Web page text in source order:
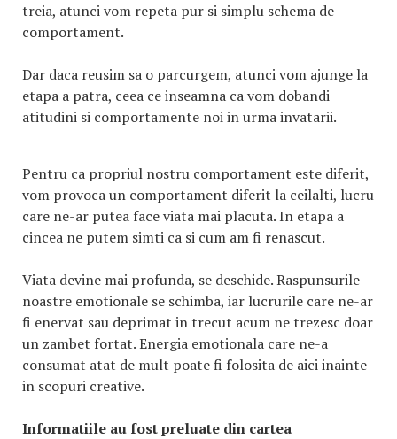
treia, atunci vom repeta pur si simplu schema de
comportament.
Dar daca reusim sa o parcurgem, atunci vom ajunge la
etapa a patra, ceea ce inseamna ca vom dobandi
atitudini si comportamente noi in urma invatarii.
Pentru ca propriul nostru comportament este diferit,
vom provoca un comportament diferit la ceilalti, lucru
care ne-ar putea face viata mai placuta. In etapa a
cincea ne putem simti ca si cum am fi renascut.
Viata devine mai profunda, se deschide. Raspunsurile
noastre emotionale se schimba, iar lucrurile care ne-ar
fi enervat sau deprimat in trecut acum ne trezesc doar
un zambet fortat. Energia emotionala care ne-a
consumat atat de mult poate fi folosita de aici inainte
in scopuri creative.
Informatiile au fost preluate din cartea